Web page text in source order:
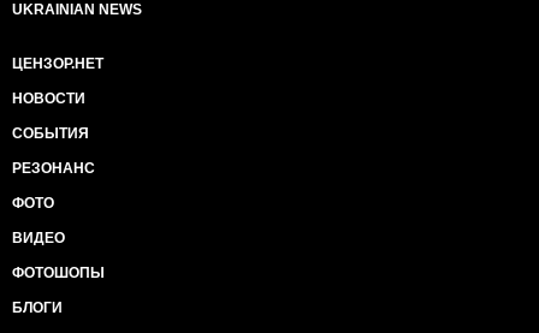
UKRAINIAN NEWS
ЦЕНЗОР.НЕТ
НОВОСТИ
СОБЫТИЯ
РЕЗОНАНС
ФОТО
ВИДЕО
ФОТОШОПЫ
БЛОГИ